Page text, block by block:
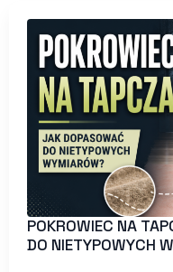
POKROWIEC NA
DO NIETYPOWYCH